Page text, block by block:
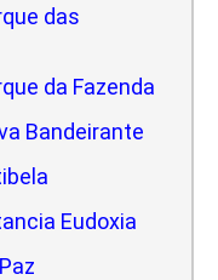
das
da Fazenda
Bandeirante
Eudoxia